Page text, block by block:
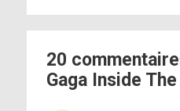
20
Gaga Inside